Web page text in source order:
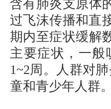
含有肺炎支原体
过飞沫传播和直
期内至症状缓解
主要症状，一般
1~2周。人群对
童和青少年人群。